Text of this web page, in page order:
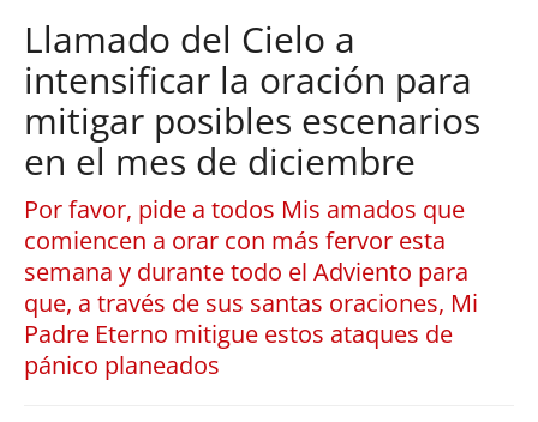
Llamado del Cielo a
intensificar la oración para
mitigar posibles escenarios
en el mes de diciembre
Por favor, pide a todos Mis amados que
comiencen a orar con más fervor esta
semana y durante todo el Adviento para
que, a través de sus santas oraciones, Mi
Padre Eterno mitigue estos ataques de
pánico planeados